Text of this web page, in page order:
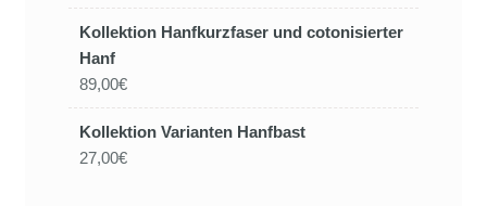
Kollektion Hanfkurzfaser und cotonisierter
Hanf
89,00€
Kollektion Varianten Hanfbast
27,00€